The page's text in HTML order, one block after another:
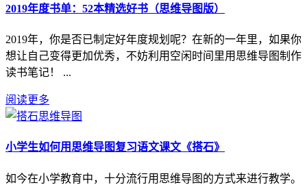
2019年度书单：52本精选好书（思维导图版）
2019年，你是否已制定好年度规划呢？在新的一年里，如果你
想让自己变得更加优秀，不妨利用空闲时间里用思维导图制作
读书笔记！ ...
阅读更多
小学生如何用思维导图复习语文课文《搭石》
如今在小学教育中，十分流行用思维导图的方式来进行教学。